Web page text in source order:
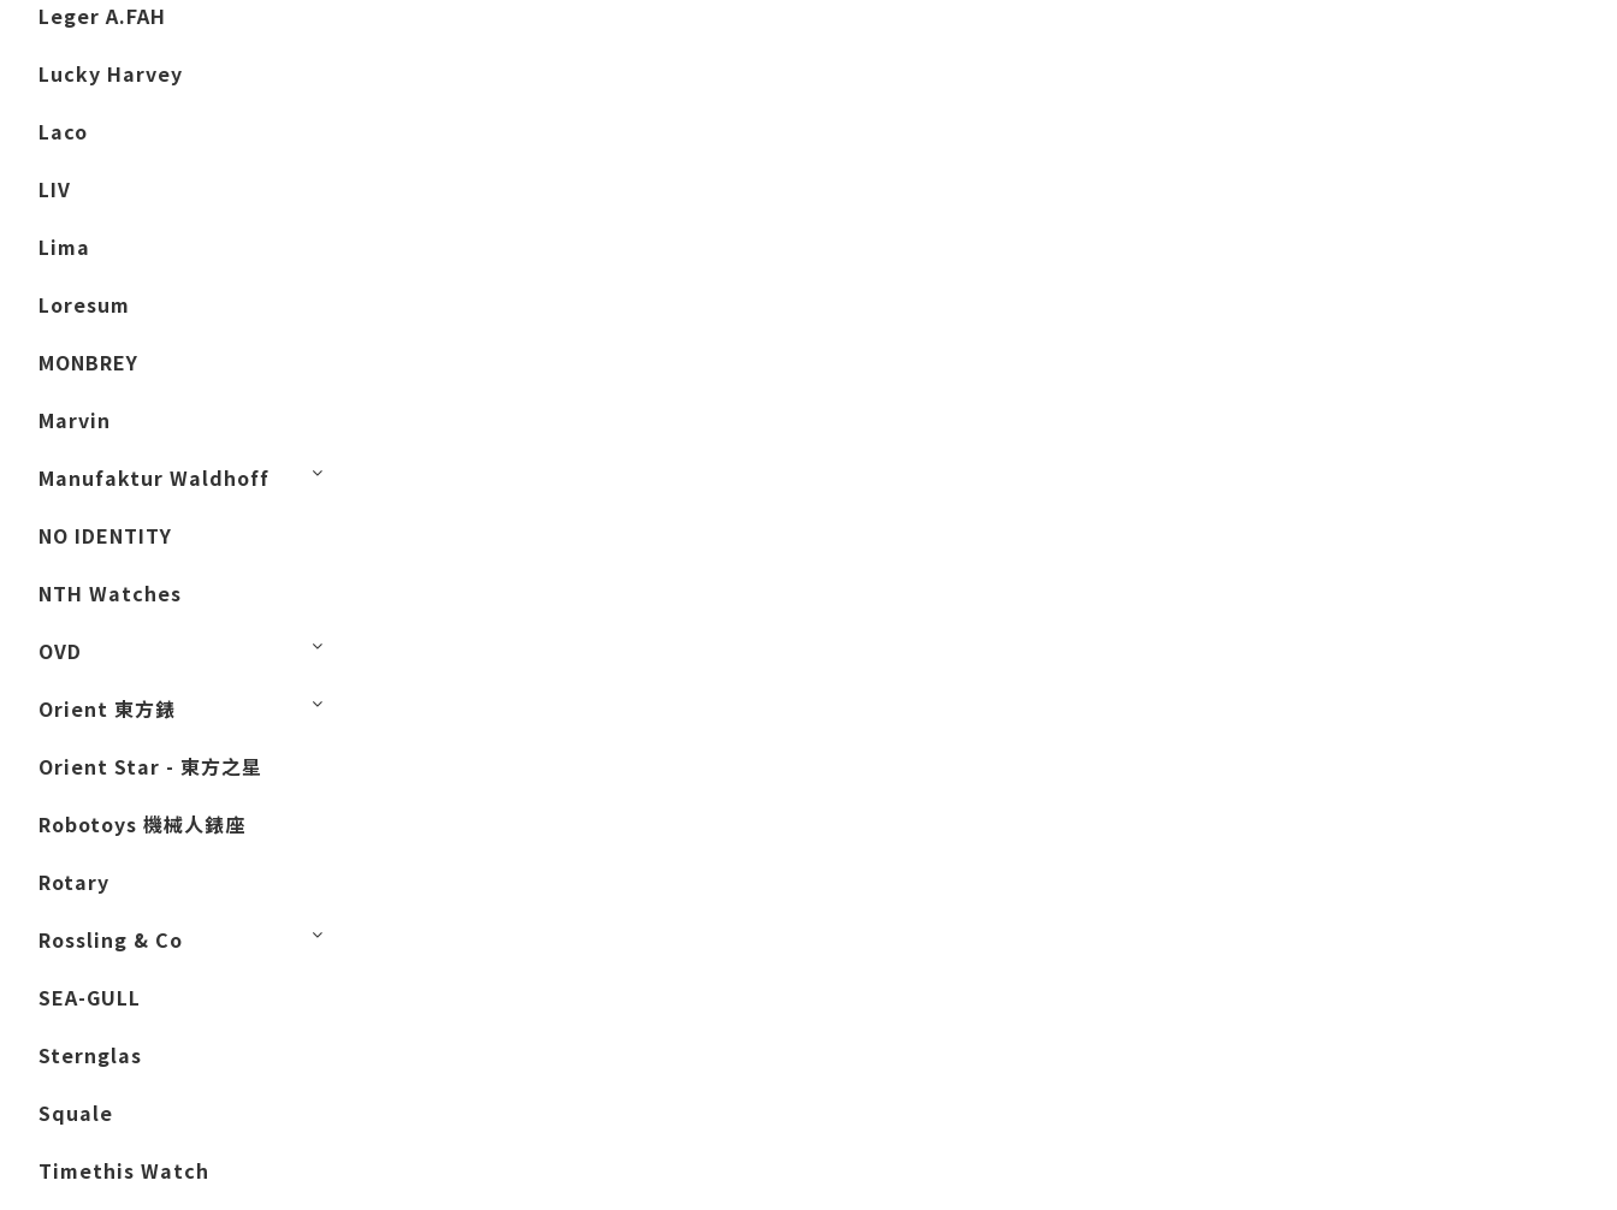
Leger A.FAH
Lucky Harvey
Laco
LIV
Lima
Loresum
MONBREY
Marvin
Manufaktur Waldhoff
NO IDENTITY
NTH Watches
OVD
Orient 東方錶
Orient Star - 東方之星
Robotoys 機械人錶座
Rotary
Rossling & Co
SEA-GULL
Sternglas
Squale
Timethis Watch